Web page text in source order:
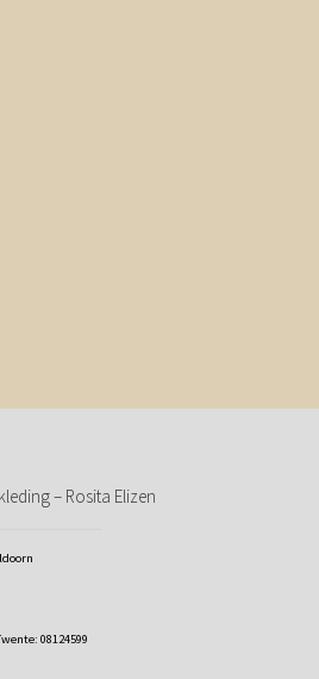
– Rosita Elizen
08124599